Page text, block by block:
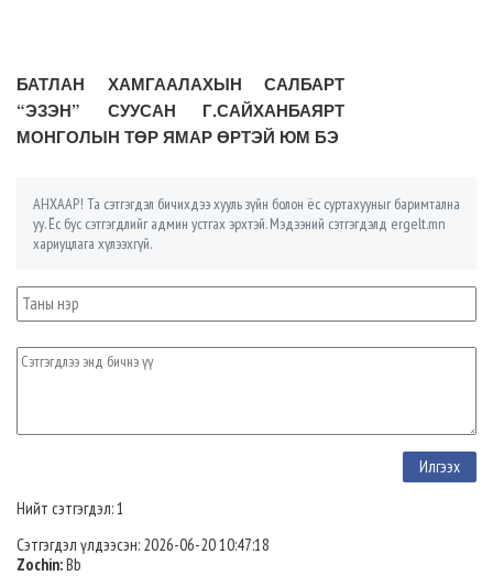
БАТЛАН ХАМГААЛАХЫН САЛБАРТ
“ЭЗЭН” СУУСАН Г.САЙХАНБАЯРТ
МОНГОЛЫН ТӨР ЯМАР ӨРТЭЙ ЮМ БЭ
АНХААР! Та сэтгэгдэл бичихдээ хууль зүйн болон ёс суртахууныг баримтална
уу. Ёс бус сэтгэгдлийг админ устгах эрхтэй. Мэдээний сэтгэгдэлд ergelt.mn
хариуцлага хүлээхгүй.
Нийт сэтгэгдэл: 1
Сэтгэгдэл үлдээсэн: 2026-06-20 10:47:18
Zochin:Bb